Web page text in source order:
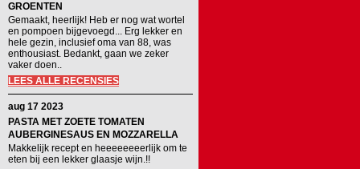
GROENTEN
Gemaakt, heerlijk! Heb er nog wat wortel
en pompoen bijgevoegd... Erg lekker en
hele gezin, inclusief oma van 88, was
enthousiast. Bedankt, gaan we zeker
vaker doen..
LEES ALLE RECENSIES
aug 17 2023
PASTA MET ZOETE TOMATEN
AUBERGINESAUS EN MOZZARELLA
Makkelijk recept en heeeeeeeerlijk om te
eten bij een lekker glaasje wijn.!!